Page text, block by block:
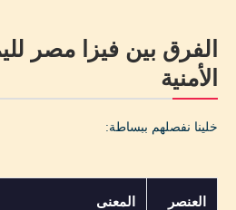
الفرق بين فيزا مصر
الأمنية
خلينا نفصلهم ببساطة:
العنصر المعنى